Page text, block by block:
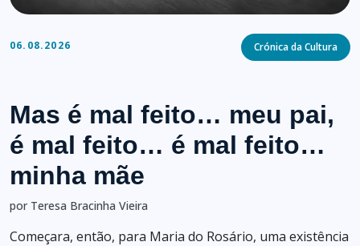
06.08.2026 Categories
Crónica da Cultura
Mas é mal feito… meu pai,
é mal feito… é mal feito…
minha mãe
por Teresa Bracinha Vieira
Começara, então, para Maria do Rosário, uma existência